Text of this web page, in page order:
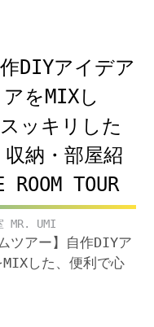
DIYアイデア
をMIXし
ッキリした
納・部屋紹
TOUR
MR. UMI
ツアー】自作DIYア
した、便利で心